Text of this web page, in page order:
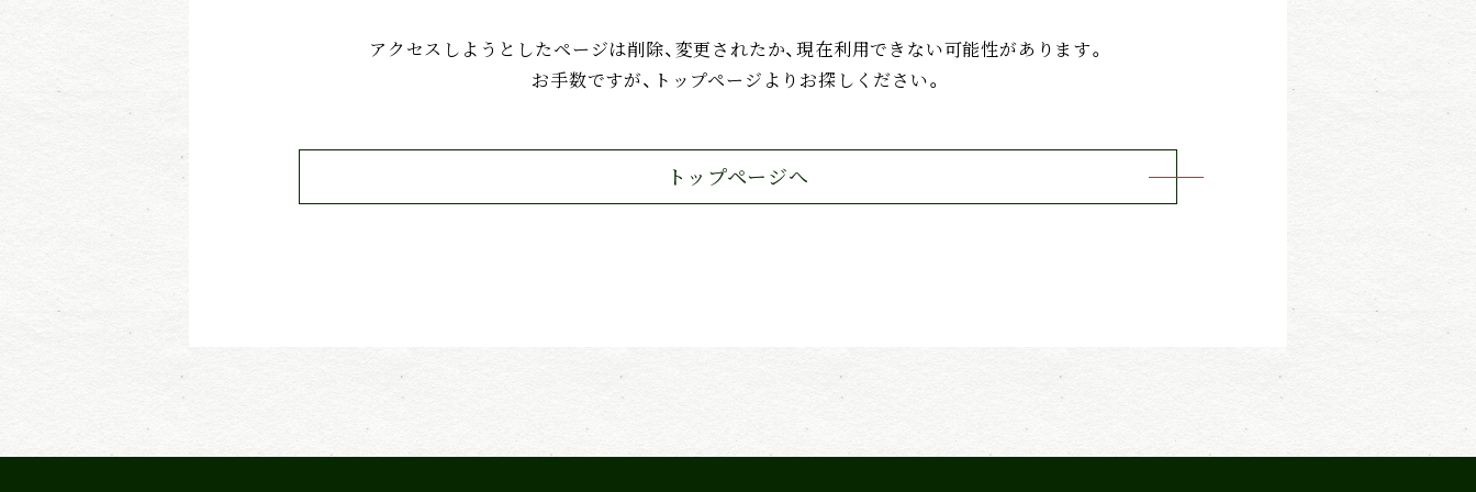
アクセスしようとしたページは削除、変更されたか、現在利用できない可能性があります。
お手数ですが、トップページよりお探しください。
トップページへ